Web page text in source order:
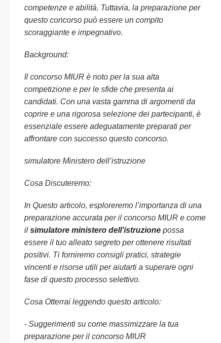
competenze e abilità. Tuttavia, la preparazione per
questo concorso può essere un compito
scoraggiante e impegnativo.
Background:
Il concorso MIUR è noto per la sua alta
competizione e per le sfide che presenta ai
candidati. Con una vasta gamma di argomenti da
coprire e una rigorosa selezione dei partecipanti, è
essenziale essere adeguatamente preparati per
affrontare con successo questo concorso.
simulatore Ministero dell’istruzione
Cosa Discuteremo:
In Questo articolo, esploreremo l’importanza di una
preparazione accurata per il concorso MIUR e come
il simulatore ministero dell’istruzione possa
essere il tuo alleato segreto per ottenere risultati
positivi. Ti forniremo consigli pratici, strategie
vincenti e risorse utili per aiutarti a superare ogni
fase di questo processo selettivo.
Cosa Otterrai leggendo questo articolo:
- Suggerimenti su come massimizzare la tua
preparazione per il concorso MIUR